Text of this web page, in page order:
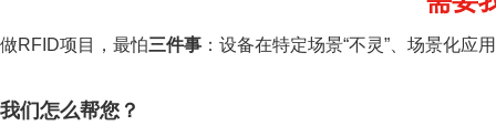
做RFID项目，最怕三件事 ：设备在特定场景“不灵”、场景化
我们怎么帮您？